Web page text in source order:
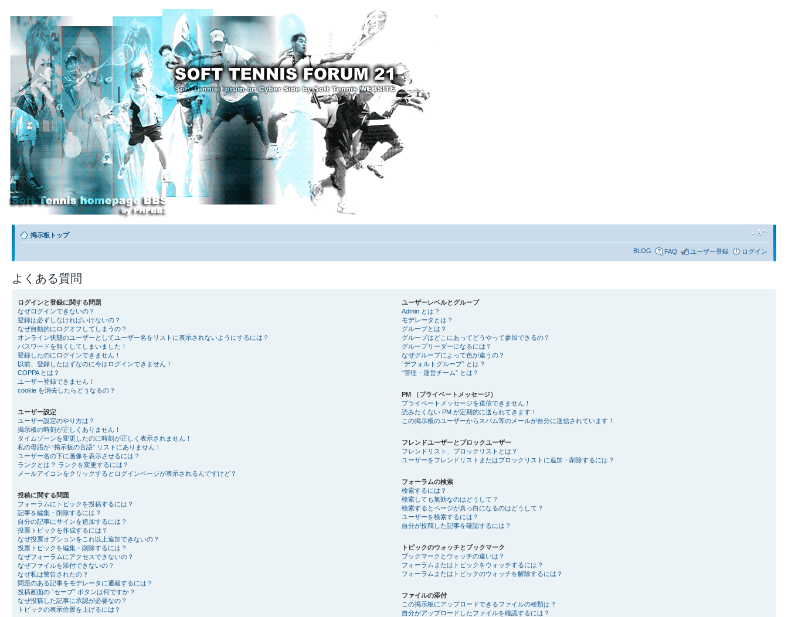
掲示板トップ
BLOG FAQ ユーザー登録 ログイン
よくある質問
ログインと登録に関する問題
なぜログインできないの？
登録は必ずしなければいけないの？
なぜ自動的にログオフしてしまうの？
オンライン状態のユーザーとしてユーザー名をリストに表示されないようにするには？
パスワードを無くしてしまいました！
登録したのにログインできません！
以前、登録したはずなのに今はログインできません！
COPPA とは？
ユーザー登録できません！
cookie を消去したらどうなるの？
ユーザー設定
ユーザー設定のやり方は？
掲示板の時刻が正しくありません！
タイムゾーンを変更したのに時刻が正しく表示されません！
私の母語が “掲示板の言語” リストにありません！
ユーザー名の下に画像を表示させるには？
ランクとは？ ランクを変更するには？
メールアイコンをクリックするとログインページが表示されるんですけど？
投稿に関する問題
フォーラムにトピックを投稿するには？
記事を編集・削除するには？
自分の記事にサインを追加するには？
投票トピックを作成するには？
なぜ投票オプションをこれ以上追加できないの？
投票トピックを編集・削除するには？
なぜフォーラムにアクセスできないの？
なぜファイルを添付できないの？
なぜ私は警告されたの？
問題のある記事をモデレータに通報するには？
投稿画面の “セーブ” ボタンは何ですか？
なぜ投稿した記事に承認が必要なの？
トピックの表示位置を上げるには？
ユーザーレベルとグループ
Admin とは？
モデレータとは？
グループとは？
グループはどこにあってどうやって参加できるの？
グループリーダーになるには？
なぜグループによって色が違うの？
“デフォルトグループ” とは？
“管理・運営チーム” とは？
PM （プライベートメッセージ）
プライベートメッセージを送信できません！
読みたくない PM が定期的に送られてきます！
この掲示板のユーザーからスパム等のメールが自分に送信されています！
フレンドユーザーとブロックユーザー
フレンドリスト、ブロックリストとは？
ユーザーをフレンドリストまたはブロックリストに追加・削除するには？
フォーラムの検索
検索するには？
検索しても無効なのはどうして？
検索するとページが真っ白になるのはどうして？
ユーザーを検索するには？
自分が投稿した記事を確認するには？
トピックのウォッチとブックマーク
ブックマークとウォッチの違いは？
フォーラムまたはトピックをウォッチするには？
フォーラムまたはトピックのウォッチを解除するには？
ファイルの添付
この掲示板にアップロードできるファイルの種類は？
自分がアップロードしたファイルを確認するには？